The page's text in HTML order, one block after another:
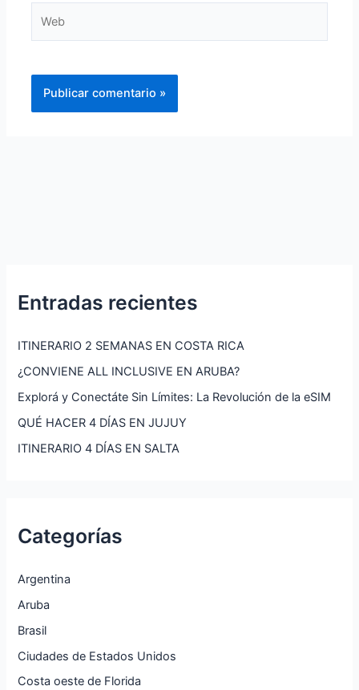
Entradas recientes
ITINERARIO 2 SEMANAS EN COSTA RICA
¿CONVIENE ALL INCLUSIVE EN ARUBA?
Explorá y Conectáte Sin Límites: La Revolución de la eSIM
QUÉ HACER 4 DÍAS EN JUJUY
ITINERARIO 4 DÍAS EN SALTA
Categorías
Argentina
Aruba
Brasil
Ciudades de Estados Unidos
Costa oeste de Florida